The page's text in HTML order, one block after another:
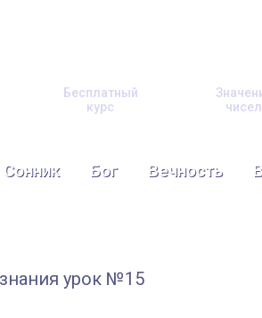
Бесплатный
курс
чисел
Сонник Бог Вечность
урок №15